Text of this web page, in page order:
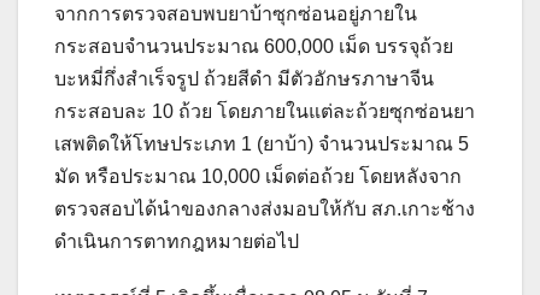
จากการตรวจสอบพบยาบ้าซุกซ่อนอยู่ภายใน
กระสอบจำนวนประมาณ 600,000 เม็ด บรรจุถ้วย
บะหมี่กึ่งสำเร็จรูป ถ้วยสีดำ มีตัวอักษรภาษาจีน
กระสอบละ 10 ถ้วย โดยภายในแต่ละถ้วยซุกซ่อนยา
เสพติดให้โทษประเภท 1 (ยาบ้า) จำนวนประมาณ 5
มัด หรือประมาณ 10,000 เม็ดต่อถ้วย โดยหลังจาก
ตรวจสอบได้นำของกลางส่งมอบให้กับ สภ.เกาะช้าง
ดำเนินการตาทกฎหมายต่อไป